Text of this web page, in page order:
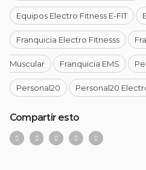
Equipos Electro Fitness E-FIT
Franquicia Electro Fitnesss
Muscular Franquicia EMS
Personal20 Personal20
Compartir esto